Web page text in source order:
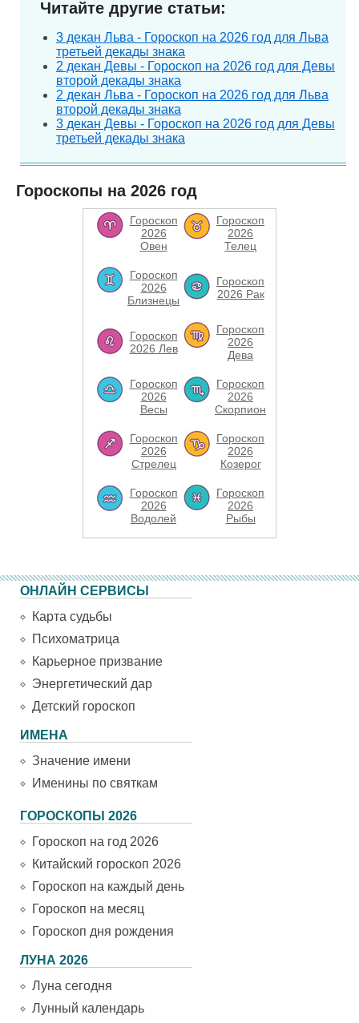
Читайте другие статьи:
3 декан Льва - Гороскоп на 2026 год для Льва
третьей декады знака
2 декан Девы - Гороскоп на 2026 год для Девы
второй декады знака
2 декан Льва - Гороскоп на 2026 год для Льва
второй декады знака
3 декан Девы - Гороскоп на 2026 год для Девы
третьей декады знака
Гороскопы на 2026 год
Гороскоп
2026
Овен
Гороскоп
2026
Телец
Гороскоп
2026
Близнецы
Гороскоп
2026 Рак
Гороскоп
2026 Лев
Гороскоп
2026
Дева
Гороскоп
2026
Весы
Гороскоп
2026
Скорпион
Гороскоп
2026
Стрелец
Гороскоп
2026
Козерог
Гороскоп
2026
Водолей
Гороскоп
2026
Рыбы
ОНЛАЙН СЕРВИСЫ
Карта судьбы
Психоматрица
Карьерное призвание
Энергетический дар
Детский гороскоп
ИМЕНА
Значение имени
Именины по святкам
ГОРОСКОПЫ 2026
Гороскоп на год 2026
Китайский гороскоп 2026
Гороскоп на каждый день
Гороскоп на месяц
Гороскоп дня рождения
ЛУНА 2026
Луна сегодня
Лунный календарь